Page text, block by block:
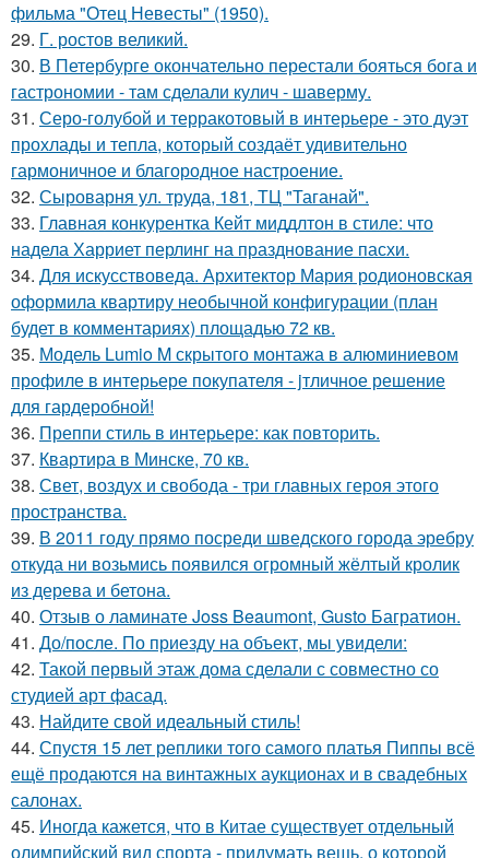
фильма "Отец Невесты" (1950).
29. Г. ростов великий.
30. В Петербурге окончательно перестали бояться бога и
гастрономии - там сделали кулич - шаверму.
31. Серо-голубой и терракотовый в интерьере - это дуэт
прохлады и тепла, который создаёт удивительно
гармоничное и благородное настроение.
32. Сыроварня ул. труда, 181, ТЦ "Таганай".
33. Главная конкурентка Кейт миддлтон в стиле: что
надела Харриет перлинг на празднование пасхи.
34. Для искусствоведа. Архитектор Мария родионовская
оформила квартиру необычной конфигурации (план
будет в комментариях) площадью 72 кв.
35. Модель Lumio M скрытого монтажа в алюминиевом
профиле в интерьере покупателя - jтличное решение
для гардеробной!
36. Преппи стиль в интерьере: как повторить.
37. Квартира в Минске, 70 кв.
38. Свет, воздух и свобода - три главных героя этого
пространства.
39. В 2011 году прямо посреди шведского города эребру
откуда ни возьмись появился огромный жёлтый кролик
из дерева и бетона.
40. Отзыв о ламинате Joss Beaumont, Gusto Багратион.
41. До/после. По приезду на объект, мы увидели:
42. Такой первый этаж дома сделали с совместно со
студией арт фасад.
43. Найдите свой идеальный стиль!
44. Спустя 15 лет реплики того самого платья Пиппы всё
ещё продаются на винтажных аукционах и в свадебных
салонах.
45. Иногда кажется, что в Китае существует отдельный
олимпийский вид спорта - придумать вещь, о которой